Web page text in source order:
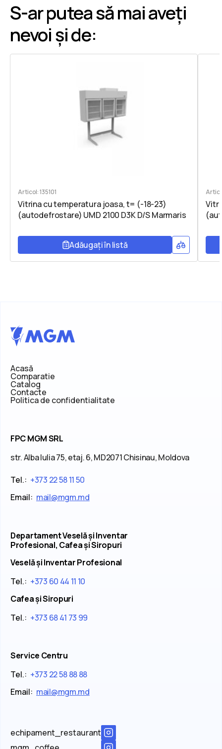
S-ar putea să mai aveți
nevoi și de:
Articol: 135101
Vitrina cu temperatura joasa, t= (-18-23)
(autodefrostare) UMD 2100 D3K D/S Marmaris
Adăugați în listă
Acasă
Comparatie
Catalog
Contacte
Politica de confidentialitate
FPC MGM SRL
str. Alba Iulia 75, etaj. 6, MD2071 Chisinau, Moldova
Tel.: +373 22 58 11 50
Email: mail@mgm.md
Departament Veselă și Inventar
Profesional, Cafea și Siropuri
Veselă și Inventar Profesional
Tel.: +373 60 44 11 10
Cafea și Siropuri
Tel.: +373 68 41 73 99
Service Centru
Tel.: +373 22 58 88 88
Email: mail@mgm.md
echipament_restaurant